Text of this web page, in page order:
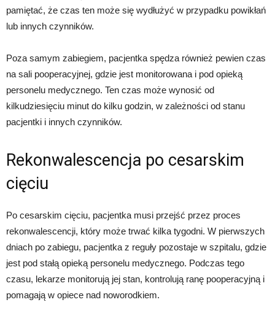
pamiętać, że czas ten może się wydłużyć w przypadku powikłań
lub innych czynników.
Poza samym zabiegiem, pacjentka spędza również pewien czas
na sali pooperacyjnej, gdzie jest monitorowana i pod opieką
personelu medycznego. Ten czas może wynosić od
kilkudziesięciu minut do kilku godzin, w zależności od stanu
pacjentki i innych czynników.
Rekonwalescencja po cesarskim
cięciu
Po cesarskim cięciu, pacjentka musi przejść przez proces
rekonwalescencji, który może trwać kilka tygodni. W pierwszych
dniach po zabiegu, pacjentka z reguły pozostaje w szpitalu, gdzie
jest pod stałą opieką personelu medycznego. Podczas tego
czasu, lekarze monitorują jej stan, kontrolują ranę pooperacyjną i
pomagają w opiece nad noworodkiem.